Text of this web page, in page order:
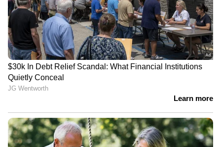
Newsഅറിയൂ. നിങ്ങളുടെ പ്രിയ ക്രിക്കറ്റ്ടീ
മുകളുടെ പ്രകടനങ്ങൾ, ആവേശകരമായ
നിമിഷങ്ങൾ, മത്സരം കഴിഞ്ഞുള്ള
വിശകലനങ്ങൾ — എല്ലാം ഇപ്പോൾ Asianet
News Malayalamമലയാളത്തിൽ തന്നെ!
ABOUT THE AUTHOR
ഹർലീൻ ഡിയോൾ ഹർമൻപ്രീത് കൗർ സ്മൃതി മന്ഥാന